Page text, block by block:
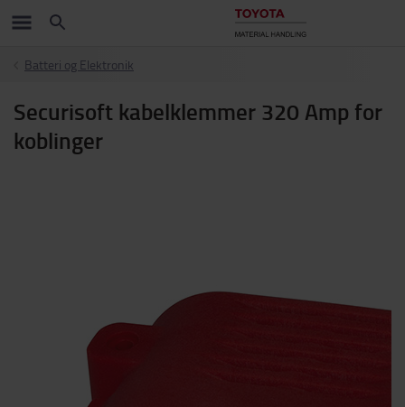
Batteri og Elektronik
Securisoft kabelklemmer 320 Amp for
koblinger